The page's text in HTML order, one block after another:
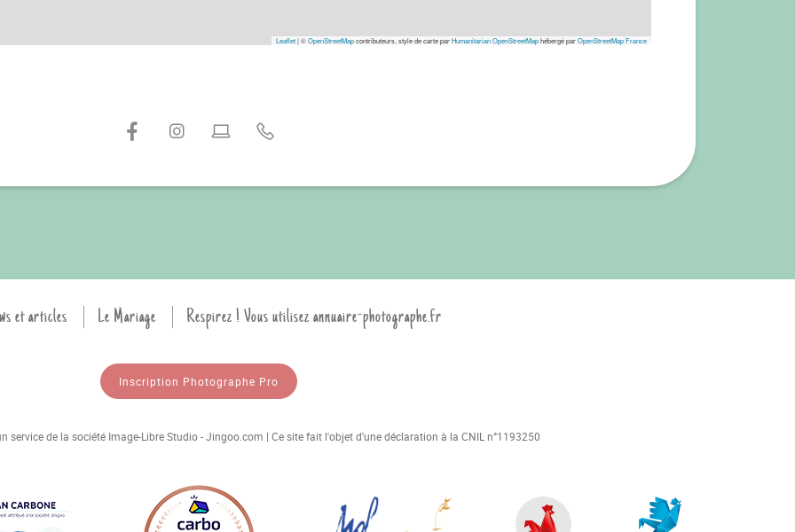
Leaflet|©OpenStreetMapcontributeurs, style de carte parHumanitarian OpenStreetMaphébergé parOpenStreetMap France
et articles Le Mariage Respirez ! Vous utilisez annuaire-photographe.fr
Inscription Photographe Pro
service de la société Image-Libre Studio - Jingoo.com | Ce site fait l'objet d'une déclaration à la CNIL n°1193250